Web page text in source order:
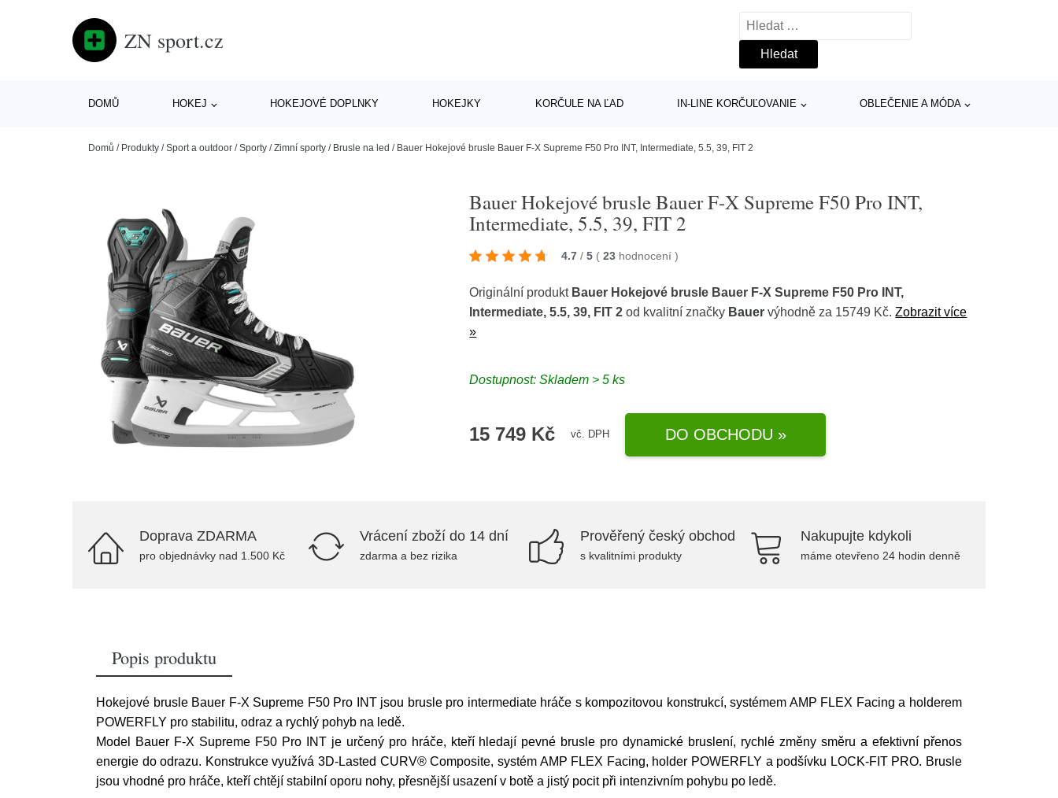
ZN sport.cz
Vyhledávání
DOMŮ HOKEJ HOKEJOVÉ DOPLNKY HOKEJKY KORČULE NA ĽAD IN-LINE KORČUĽOVANIE OBLEČENIE A MÓDA
Domů / Produkty /Sport a outdoor /Sporty /Zimní sporty / Brusle na led / Bauer Hokejové brusle Bauer F-X Supreme F50 Pro INT, Intermediate, 5.5, 39, FIT 2
Bauer Hokejové brusle Bauer F-X Supreme F50 Pro INT,
Intermediate, 5.5, 39, FIT 2
4.7 / 5 ( 23 hodnocení)
Originální produkt Bauer Hokejové brusle Bauer F-X Supreme F50 Pro INT,
Intermediate, 5.5, 39, FIT 2 od kvalitní značky Bauer výhodně za 15749 Kč.Zobrazit více
»
Dostupnost: Skladem > 5 ks
15 749 Kč vč. DPH DO OBCHODU »
Doprava ZDARMA
pro objednávky nad 1.500 Kč
Vrácení zboží do 14 dní
zdarma a bez rizika
Prověřený český obchod
s kvalitními produkty
Nakupujte kdykoli
máme otevřeno 24 hodin denně
Popis produktu
Hokejové brusle Bauer F-X Supreme F50 Pro INT jsou brusle pro intermediate hráče s kompozitovou konstrukcí, systémem AMP FLEX Facing a holderem
POWERFLY pro stabilitu, odraz a rychlý pohyb na ledě.
Model Bauer F-X Supreme F50 Pro INT je určený pro hráče, kteří hledají pevné brusle pro dynamické bruslení, rychlé změny směru a efektivní přenos
energie do odrazu. Konstrukce využívá 3D-Lasted CURV® Composite, systém AMP FLEX Facing, holder POWERFLY a podšívku LOCK-FIT PRO. Brusle
jsou vhodné pro hráče, kteří chtějí stabilní oporu nohy, přesnější usazení v botě a jistý pocit při intenzivním pohybu po ledě.